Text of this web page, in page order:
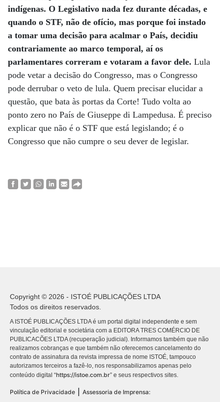
indígenas. O Legislativo nada fez durante décadas, e
quando o STF, não de ofício, mas porque foi instado
a tomar uma decisão para acalmar o País, decidiu
contrariamente ao marco temporal, aí os
parlamentares correram e votaram a favor dele. Lula
pode vetar a decisão do Congresso, mas o Congresso
pode derrubar o veto de lula. Quem precisar elucidar a
questão, que bata às portas da Corte! Tudo volta ao
ponto zero no País de Giuseppe di Lampedusa. É preciso
explicar que não é o STF que está legislando; é o
Congresso que não cumpre o seu dever de legislar.
Copyright © 2026 - ISTOÉ PUBLICAÇÕES LTDA
Todos os direitos reservados.
A ISTOÉ PUBLICAÇÕES LTDA é um portal digital independente e sem
vinculação editorial e societária com a EDITORA TRES COMÉRCIO DE
PUBLICACÕES LTDA (recuperação judicial). Informamos também que não
realizamos cobranças e que também não oferecemos cancelamento do
contrato de assinatura da revista impressa de nome ISTOÉ, tampouco
autorizamos terceiros a fazê-lo, nos responsabilizamos apenas pelo
conteúdo digital “https://istoe.com.br” e seus respectivos sites.
Política de Privacidade
Assessoria de Imprensa: